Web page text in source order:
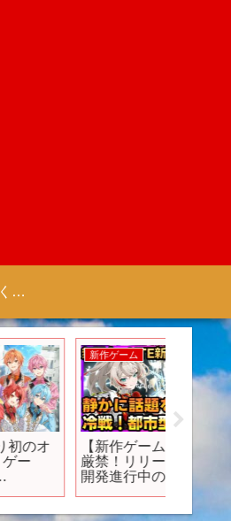
特定商取引法に基づく表記（商取引に関する開示）
新作ゲーム
【新作ゲーム】見逃し
厳禁！リリース目前＆
開発進行中の新作タイ
シュが